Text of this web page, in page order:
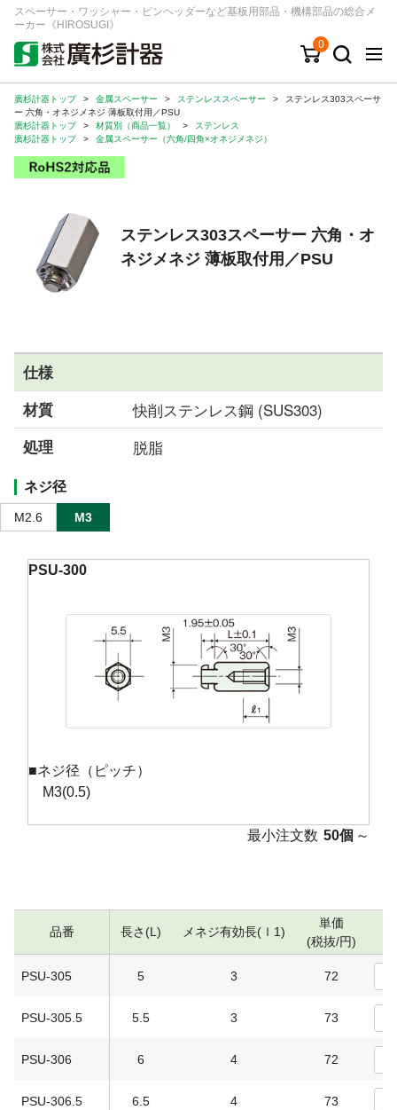
スペーサー・ワッシャー・ピンヘッダーなど基板用部品・機構部品の総合メ
ーカー《HIROSUGI》
0
キーワード 品番/シリーズ
商品カテゴリから探す
ジャンルから探す
ログイン
注文・見積りについて
お問い合わせ窓口
会社情報
廣杉計器トップ > 金属スペーサー > ステンレススペーサー >
ステンレス303スペーサ
ー 六角・オネジメネジ 薄板取付用／PSU
廣杉計器トップ
> 材質別（商品一覧） >
ステンレス
廣杉計器トップ
> 金属スペーサー（六角/四角×オネジメネジ）
ステンレス303スペーサー 六角・オ
ネジメネジ 薄板取付用／PSU
仕様
材質
快削ステンレス鋼 (SUS303)
処理 脱脂
ネジ径
M2.6 M3
PSU-300
■ネジ径（ピッチ）
M3(0.5)
最小注文数 50個 ～
品番 長さ(L) メネジ有効長(ｌ1)
単価
(税抜/円)
PSU-305 5 3 72
PSU-305.5 5.5 3 73
PSU-306 6 4 72
PSU-306.5 6.5 4 73